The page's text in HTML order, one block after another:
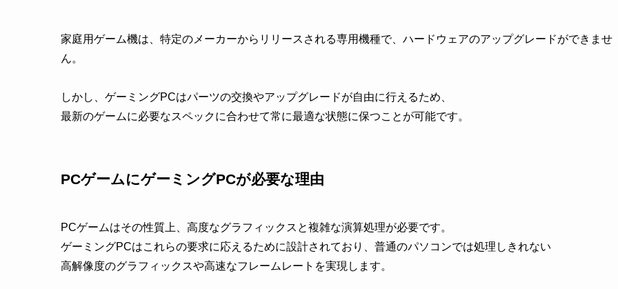
家庭用ゲーム機は、特定のメーカーからリリースされる専用機種で、ハードウェアのアップグレードができませ
ん。
しかし、ゲーミングPCはパーツの交換やアップグレードが自由に行えるため、
最新のゲームに必要なスペックに合わせて常に最適な状態に保つことが可能です。
PCゲームにゲーミングPCが必要な理由
PCゲームはその性質上、高度なグラフィックスと複雑な演算処理が必要です。
ゲーミングPCはこれらの要求に応えるために設計されており、普通のパソコンでは処理しきれない
高解像度のグラフィックスや高速なフレームレートを実現します。